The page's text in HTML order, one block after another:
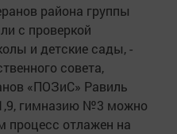
района группы
с проверкой
и детские сады, -
совета,
«ПОЗиС» Равиль
гимназию №3 можно
процесс отлажен на